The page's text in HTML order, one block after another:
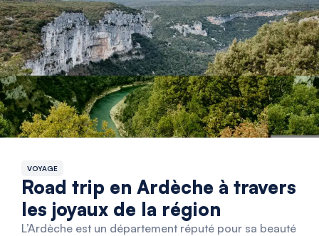
VOYAGE
Road trip en Ardèche à travers
les joyaux de la région
L’Ardèche est un département réputé pour sa beauté